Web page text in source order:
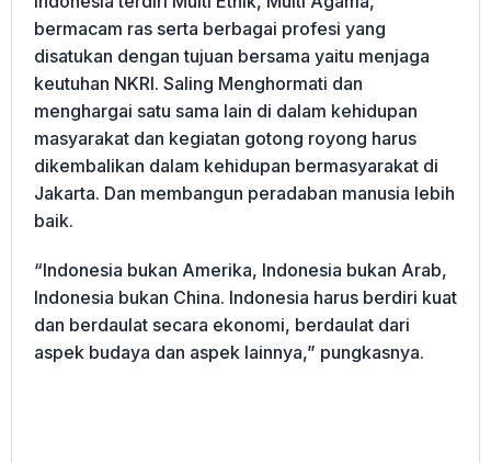
bermacam ras serta berbagai profesi yang
disatukan dengan tujuan bersama yaitu menjaga
keutuhan NKRI. Saling Menghormati dan
menghargai satu sama lain di dalam kehidupan
masyarakat dan kegiatan gotong royong harus
dikembalikan dalam kehidupan bermasyarakat di
Jakarta. Dan membangun peradaban manusia lebih
baik.
“Indonesia bukan Amerika, Indonesia bukan Arab,
Indonesia bukan China. Indonesia harus berdiri kuat
dan berdaulat secara ekonomi, berdaulat dari
aspek budaya dan aspek lainnya,” pungkasnya.